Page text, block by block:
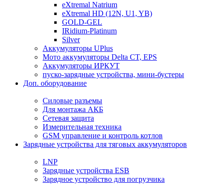
eXtremal Natrium
eXtremal HD (12N, U1, YB)
GOLD-GEL
IRidium-Platinum
Silver
Аккумуляторы UPlus
Мото аккумуляторы Delta CT, EPS
Аккумуляторы ИРКУТ
пуско-зарядные устройства, мини-бустеры
Доп. оборудование
Силовые разъемы
Для монтажа АКБ
Сетевая защита
Измерительная техника
GSM управление и контроль котлов
Зарядные устройства для тяговых аккумуляторов
LNP
Зарядные устройства ESB
Зарядное устройство для погрузчика